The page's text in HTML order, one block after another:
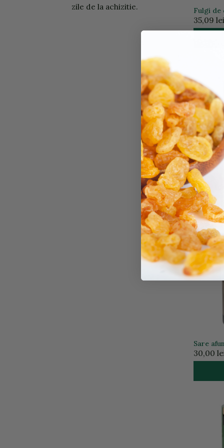
Fulgi de
35,09 lei
Mix de
34,57 lei
Sare
30,00
zile de la achizitie.